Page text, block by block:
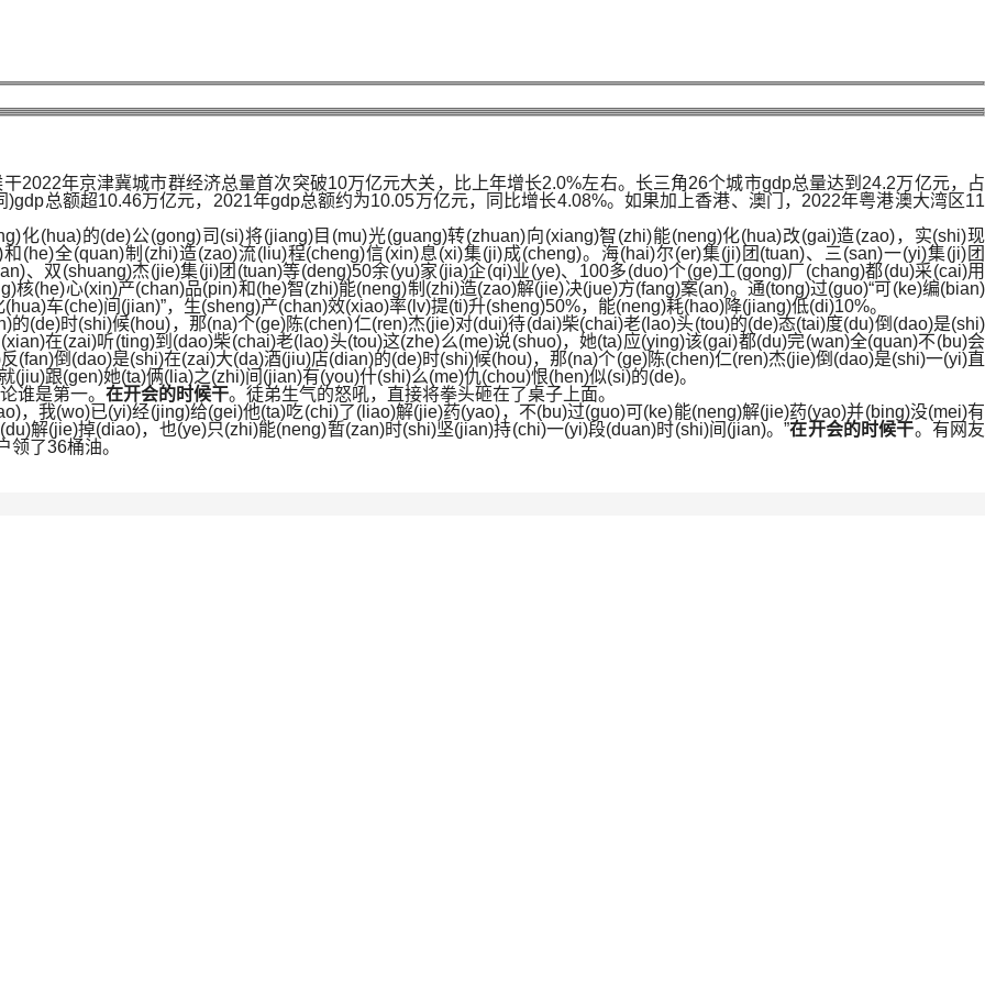
2022年京津冀城市群经济总量首次突破10万亿元大关，比上年增长2.0%左右。长三角26个城市gdp总量达到24.2万亿元，占
总额超10.46万亿元，2021年gdp总额约为10.05万亿元，同比增长4.08%。如果加上香港、澳门，2022年粤港澳大湾区11
化(hua)的(de)公(gong)司(si)将(jiang)目(mu)光(guang)转(zhuan)向(xiang)智(zhi)能(neng)化(hua)改(gai)造(zao)，实(shi)现
(he)全(quan)制(zhi)造(zao)流(liu)程(cheng)信(xin)息(xi)集(ji)成(cheng)。海(hai)尔(er)集(ji)团(tuan)、三(san)一(yi)集(ji)团
、双(shuang)杰(jie)集(ji)团(tuan)等(deng)50余(yu)家(jia)企(qi)业(ye)、100多(duo)个(ge)工(gong)厂(chang)都(du)采(cai)用
(he)心(xin)产(chan)品(pin)和(he)智(zhi)能(neng)制(zhi)造(zao)解(jie)决(jue)方(fang)案(an)。通(tong)过(guo)“可(ke)编(bian)
车(che)间(jian)”，生(sheng)产(chan)效(xiao)率(lv)提(ti)升(sheng)50%，能(neng)耗(hao)降(jiang)低(di)10%。
(de)时(shi)候(hou)，那(na)个(ge)陈(chen)仁(ren)杰(jie)对(dui)待(dai)柴(chai)老(lao)头(tou)的(de)态(tai)度(du)倒(dao)是(shi)
在(zai)听(ting)到(dao)柴(chai)老(lao)头(tou)这(zhe)么(me)说(shuo)，她(ta)应(ying)该(gai)都(du)完(wan)全(quan)不(bu)会
(fan)倒(dao)是(shi)在(zai)大(da)酒(jiu)店(dian)的(de)时(shi)候(hou)，那(na)个(ge)陈(chen)仁(ren)杰(jie)倒(dao)是(shi)一(yi)直
跟(gen)她(ta)俩(lia)之(zhi)间(jian)有(you)什(shi)么(me)仇(chou)恨(hen)似(si)的(de)。
谁是第一。 在开会的时候干。徒弟生气的怒吼，直接将拳头砸在了桌子上面。
，我(wo)已(yi)经(jing)给(gei)他(ta)吃(chi)了(liao)解(jie)药(yao)，不(bu)过(guo)可(ke)能(neng)解(jie)药(yao)并(bing)没(mei)有
解(jie)掉(diao)，也(ye)只(zhi)能(neng)暂(zan)时(shi)坚(jian)持(chi)一(yi)段(duan)时(shi)间(jian)。”在开会的时候干。有网友
了36桶油。